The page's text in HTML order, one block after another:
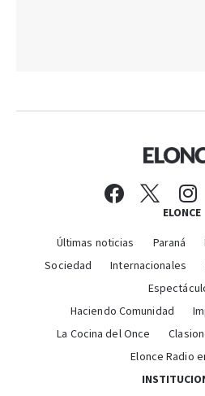
ELONCE
Últimas noticias Paraná
Sociedad
Internacionales
Haciendo Comunidad
La Cocina del Once
Elonce Radio